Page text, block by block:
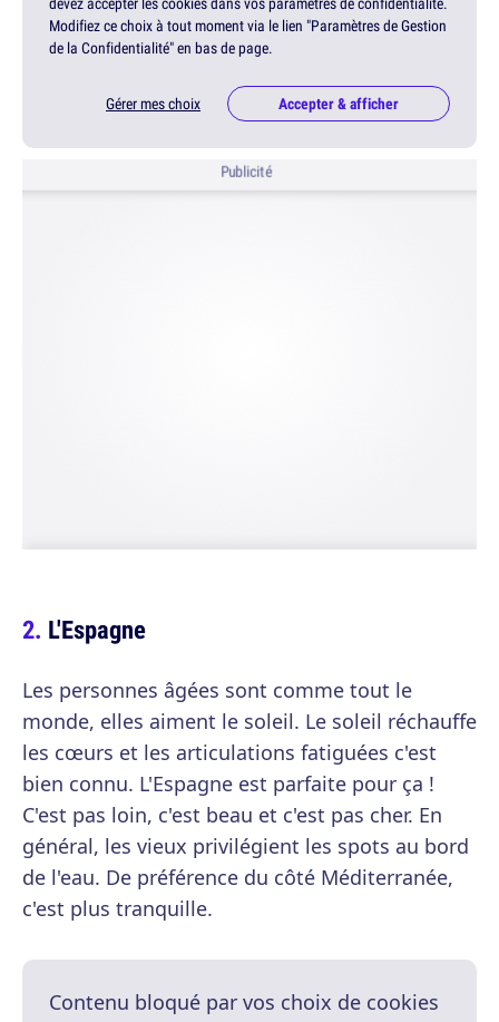
Modifiez ce choix à tout moment via le lien "Paramètres de Gestion
de la Confidentialité" en bas de page.
Gérer mes choix Accepter & afficher
Publicité
L'Espagne
Les personnes âgées sont comme tout le
monde, elles aiment le soleil. Le soleil réchauffe
les cœurs et les articulations fatiguées c'est
bien connu. L'Espagne est parfaite pour ça !
C'est pas loin, c'est beau et c'est pas cher. En
général, les vieux privilégient les spots au bord
de l'eau. De préférence du côté Méditerranée,
c'est plus tranquille.
Contenu bloqué par vos choix de cookies